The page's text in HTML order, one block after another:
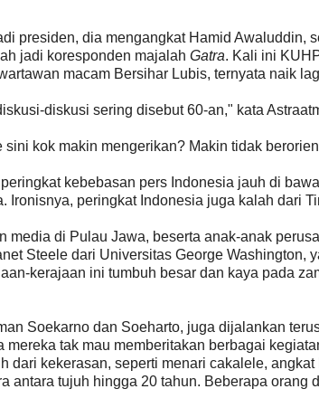
presiden, dia mengangkat Hamid Awaluddin,
jadi koresponden majalah Gatra. Kali ini
macam Bersihar Lubis, ternyata naik
diskusi sering disebut 60-an," kata
kok makin mengerikan? Makin tidak
peringkat kebebasan pers Indonesia jauh di
Ironisnya, peringkat Indonesia juga kalah dari
media di Pulau Jawa, beserta anak-anak
Steele dari Universitas George Washington,
kerajaan ini tumbuh besar dan kaya pada
Soekarno dan Soeharto, juga dijalankan
mereka tak mau memberitakan berbagai
dari kekerasan, seperti menari cakalele,
antara tujuh hingga 20 tahun. Beberapa orang